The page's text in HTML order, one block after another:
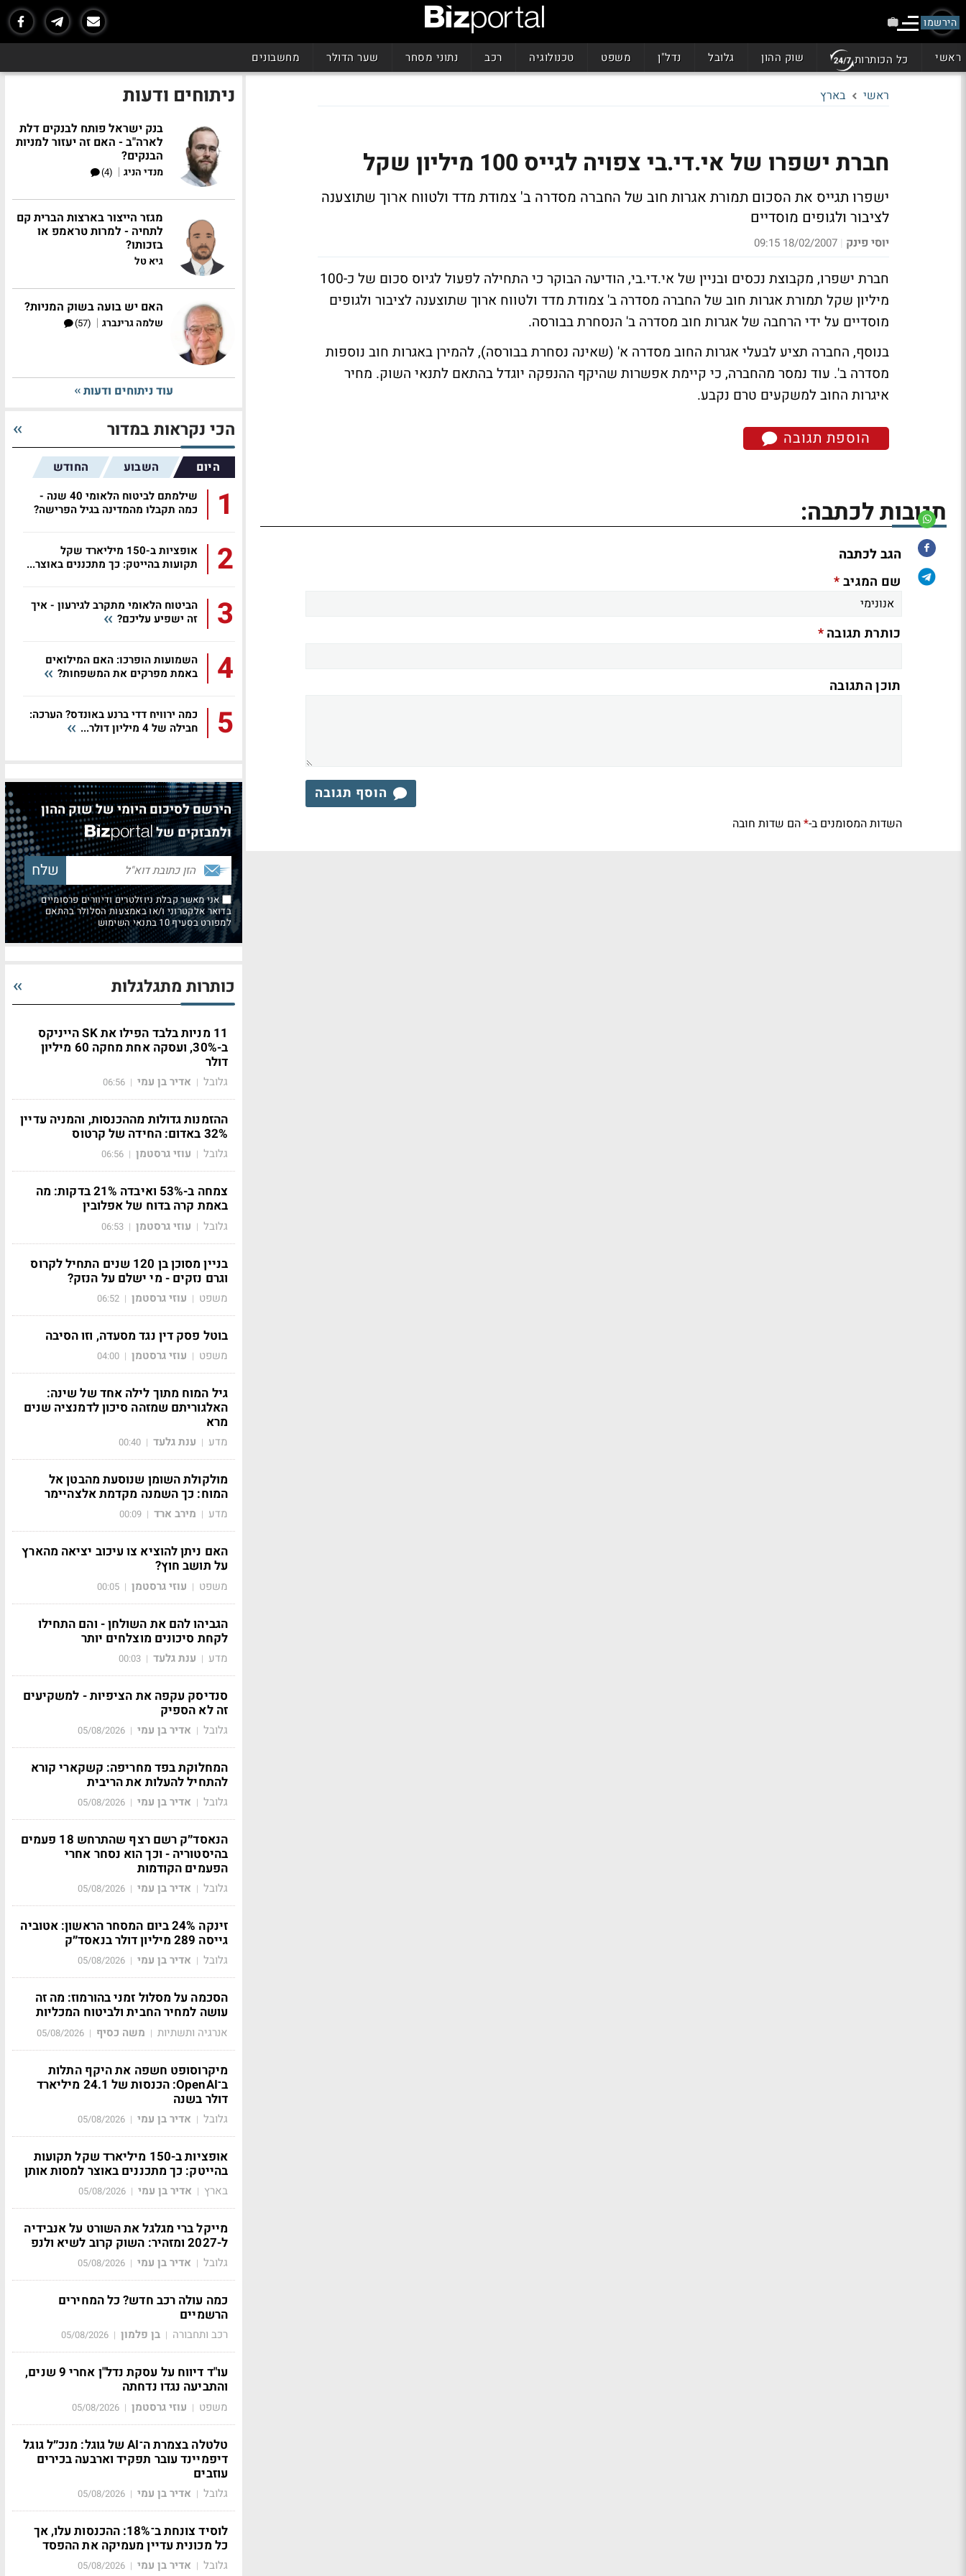
הירשמו
ראשי כל הכותרות שוק ההון גלובל נדל"ן משפט טכנולוגיה רכב נתוני מסחר שער הדולר מחשבונים
ראשי בארץ
חברת ישפרו של אי.די.בי צפויה לגייס 100 מיליון שקל
ישפרו תגייס את הסכום תמורת אגרות חוב של החברה מסדרה ב' צמודת מדד ולטווח ארוך שתוצענה
לציבור ולגופים מוסדיים
יוסי פינק |
18/02/2007 09:15
חברת ישפרו, מקבוצת נכסים ובניין של אי.די.בי, הודיעה הבוקר כי התחילה לפעול לגיוס סכום של כ-100
מיליון שקל תמורת אגרות חוב של החברה מסדרה ב' צמודת מדד ולטווח ארוך שתוצענה לציבור ולגופים
מוסדיים על ידי הרחבה של אגרות חוב מסדרה ב' הנסחרת בבורסה.
בנוסף, החברה תציע לבעלי אגרות החוב מסדרה א' (שאינה נסחרת בבורסה), להמירן באגרות חוב נוספות
מסדרה ב'. עוד נמסר מהחברה, כי קיימת אפשרות שהיקף ההנפקה יוגדל בהתאם לתנאי השוק. מחיר
איגרות החוב למשקעים טרם נקבע.
הוספת תגובה
תגובות לכתבה:
הגב לכתבה
שם המגיב*
כותרת תגובה*
תוכן התגובה
הוסף תגובה
השדות המסומנים ב-*הם שדות חובה
ניתוחים ודעות
בנק ישראל פותח לבנקים דלת
לארה"ב - האם זה יעזור למניות
הבנקים?
מנדי הניג |
(4)
מגזר הייצור בארצות הברית קם
לתחיה - למרות טראמפ או
בזכותו?
גיא טל
האם יש בועה בשוק המניות?
שלמה גרינברג |
(57)
עוד ניתוחים ודעות
הכי נקראות במדור
היום השבוע החודש
1
שילמתם לביטוח הלאומי 40 שנה -
כמה תקבלו מהמדינה בגיל הפרישה?
2
אופציות ב-150 מיליארד שקל
תקועות בהייטק: כך מתכננים באוצר...
3
הביטוח הלאומי מתקרב לגירעון - איך
זה ישפיע עליכם?
4
השמועות הופרכו: האם המילואים
באמת מפרקים את המשפחות?
5
כמה ירוויח דדי ברנע באונדס? הערכה:
חבילה של 4 מיליון דולר...
הירשם לסיכום היומי של שוק ההון
ולמבזקים של
אני מאשר קבלת ניוזלטרים ודיוורים פרסומיים
בדואר אלקטרוני ו/או באמצעות הסלולר בהתאם
למפורט בסעיף 10 בתנאי השימוש
כותרות מתגלגלות
11 מניות בלבד הפילו את SK הייניקס
ב-30%, ועסקה אחת מחקה 60 מיליון
דולר
גלובל | אדיר בן עמי |
06:56
ההזמנות גדולות מההכנסות, והמניה עדיין
32% באדום: החידה של קרטוס
גלובל | עוזי גרסטמן |
06:56
צמחה ב-53% ואיבדה 21% בדקות: מה
באמת קרה בדוח של אפלובין
גלובל | עוזי גרסטמן |
06:53
בניין מסוכן בן 120 שנים התחיל לקרוס
וגרם נזקים - מי ישלם על הנזק?
משפט | עוזי גרסטמן |
06:52
בוטל פסק דין נגד מסעדה, וזו הסיבה
משפט | עוזי גרסטמן |
04:00
גיל המוח מתוך לילה אחד של שינה:
האלגוריתם שמזהה סיכון לדמנציה שנים
מרא
מדע | ענת גלעד |
00:40
מולקולת השומן שנוסעת מהבטן אל
המוח: כך השמנה מקדמת אלצהיימר
מדע | מירב ארד |
00:09
האם ניתן להוציא צו עיכוב יציאה מהארץ
על תושב חוץ?
משפט | עוזי גרסטמן |
00:05
הגביהו להם את השולחן - והם התחילו
לקחת סיכונים מוצלחים יותר
מדע | ענת גלעד |
00:03
סנדיסק עקפה את הציפיות - למשקיעים
זה לא הספיק
גלובל | אדיר בן עמי |
05/08/2026
המחלוקת בפד מחריפה: קשקארי קורא
להתחיל להעלות את הריבית
גלובל | אדיר בן עמי |
05/08/2026
הנאסד״ק רשם רצף שהתרחש 18 פעמים
בהיסטוריה - וכך הוא נסחר אחרי
הפעמים הקודמות
גלובל | אדיר בן עמי |
05/08/2026
זינקה 24% ביום המסחר הראשון: אטוביה
גייסה 289 מיליון דולר בנאסד״ק
גלובל | אדיר בן עמי |
05/08/2026
הסכמה על מסלול זמני בהורמוז: מה זה
עושה למחיר החבית ולביטוח המכליות
אנרגיה ותשתיות | משה כסיף |
05/08/2026
מיקרוסופט חשפה את היקף התלות
ב־OpenAI: הכנסות של 24.1 מיליארד
דולר בשנה
גלובל | אדיר בן עמי |
05/08/2026
אופציות ב-150 מיליארד שקל תקועות
בהייטק: כך מתכננים באוצר למסות אותן
בארץ | אדיר בן עמי |
05/08/2026
מייקל ברי מגלגל את השורט על אנבידיה
ל-2027 ומזהיר: השוק קרוב לשיא ולנפ
גלובל | אדיר בן עמי |
05/08/2026
כמה עולה רכב חדש? כל המחירים
הרשמיים
רכב ותחבורה | בן פלמון |
05/08/2026
עו"ד דיווח על עסקת נדל"ן אחרי 9 שנים,
והתביעה נגדו נדחתה
משפט | עוזי גרסטמן |
05/08/2026
טלטלה בצמרת ה־AI של גוגל: מנכ״ל גוגל
דיפמיינד עובר תפקיד וארבעה בכירים
עוזבים
גלובל | אדיר בן עמי |
05/08/2026
לוסיד צונחת ב־18%: ההכנסות עלו, אך
כל מכונית עדיין מעמיקה את ההפסד
גלובל | אדיר בן עמי |
05/08/2026